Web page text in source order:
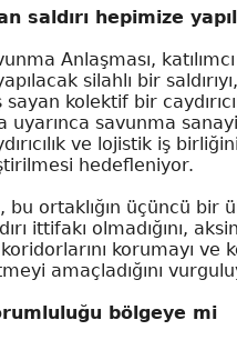
saldırı hepimize
Anlaşması,
silahlı bir
sayan kolektif bir
uyarınca savunma
ve lojistik iş
hedefleniyor.
bu ortaklığın üçüncü bir
ittifakı olmadığını,
korumayı ve
amaçladığını
bölgeye mi